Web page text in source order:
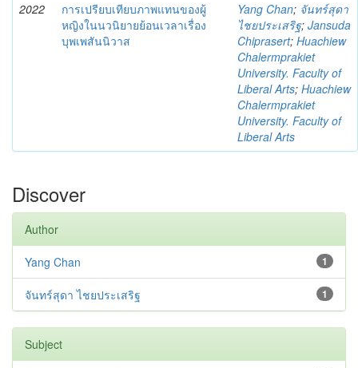
2022
การเปรียบเทียบภาพแทนของผู้
หญิงในนวนิยายย้อนเวลาเรื่อง
บุพเพสันนิวาส
Yang Chan; จันทร์สุดา
ไชยประเสริฐ; Jansuda
Chiprasert; Huachiew
Chalermprakiet
University. Faculty of
Liberal Arts; Huachiew
Chalermprakiet
University. Faculty of
Liberal Arts
Discover
Author
1
Yang Chan
1
จันทร์สุดา ไชยประเสริฐ
Subject